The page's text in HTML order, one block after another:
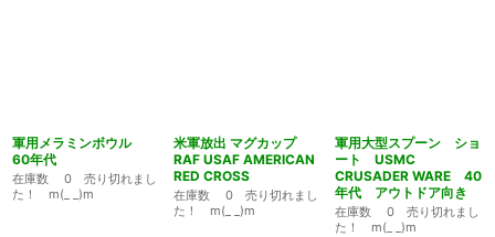
軍用メラミンボウル
60年代
在庫数 0 売り切れまし
た！ m(_ _)m
米軍放出 マグカップ
RAF USAF AMERICAN
RED CROSS
在庫数 0 売り切れまし
た！ m(_ _)m
軍用大型スプーン ショ
ート USMC
CRUSADER WARE 40
年代 アウトドア向き
在庫数 0 売り切れまし
た！ m(_ _)m